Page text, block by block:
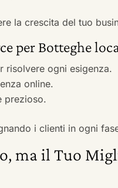
la crescita del tuo
per Botteghe
risolvere ogni esigenza.
online.
prezioso.
i clienti in ogni
ma il Tuo